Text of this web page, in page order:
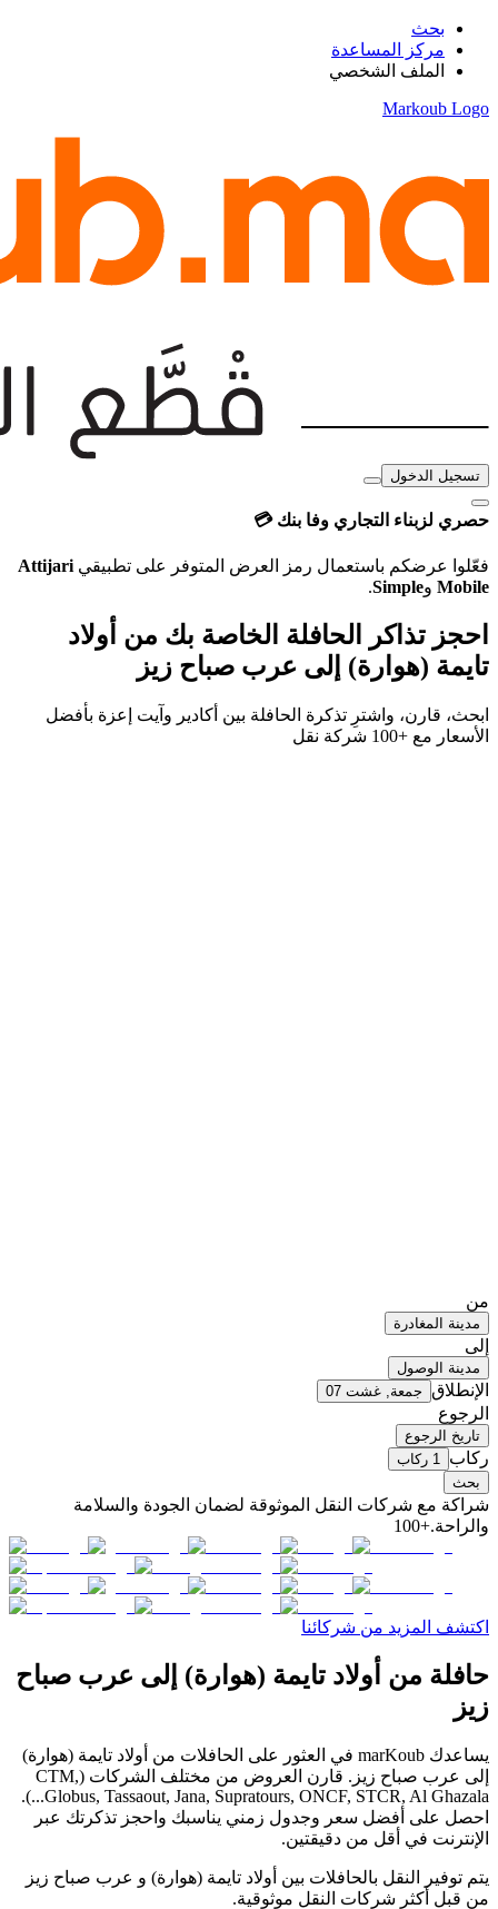
بحث
مركز المساعدة
الملف الشخصي
Markoub Logo
تسجيل الدخول
حصري لزبناء التجاري وفا بنك 💳
فعّلوا عرضكم باستعمال رمز العرض المتوفر على تطبيقي Attijari
Mobile وSimple
.
احجز تذاكر الحافلة الخاصة بك من أولاد
تايمة (هوارة) إلى عرب صباح زيز
ابحث، قارن، واشترِ تذكرة الحافلة بين أكادير و آيت إعزة بأفضل
الأسعار مع +100 شركة نقل
من
مدينة المغادرة
إلى
مدينة الوصول
الإنطلاق جمعة, غشت 07
الرجوع
تاريخ الرجوع
ركاب
1 ركاب
بحث
شراكة مع شركات النقل الموثوقة لضمان الجودة والسلامة
والراحة.+100
اكتشف المزيد من شركائنا
حافلة من أولاد تايمة (هوارة) إلى عرب صباح
زيز
يساعدك marKoub في العثور على الحافلات من أولاد تايمة (هوارة)
إلى عرب صباح زيز. قارن العروض من مختلف الشركات (CTM,
Globus, Tassaout, Jana, Supratours, ONCF, STCR, Al Ghazala...).
احصل على أفضل سعر وجدول زمني يناسبك واحجز تذكرتك عبر
الإنترنت في أقل من دقيقتين.
يتم توفير النقل بالحافلات بين أولاد تايمة (هوارة) و عرب صباح زيز
من قبل أكثر شركات النقل موثوقية.